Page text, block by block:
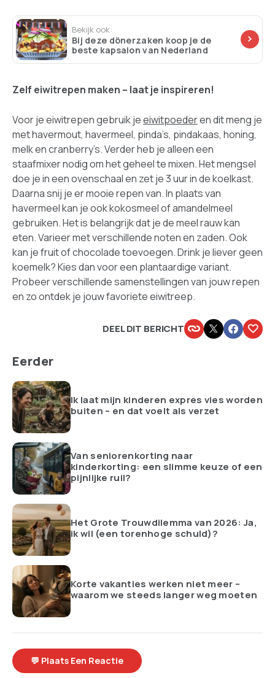
Bekijk ook:
Bij deze dönerzaken koop je de
beste kapsalon van Nederland
Zelf eiwitrepen maken – laat je inspireren!
Voor je eiwitrepen gebruik jeeiwitpoederen dit meng je
met havermout, havermeel, pinda’s, pindakaas, honing,
melk en cranberry’s. Verder heb je alleen een
staafmixer nodig om het geheel te mixen. Het mengsel
doe je in een ovenschaal en zet je 3 uur in de koelkast.
Daarna snij je er mooie repen van. In plaats van
havermeel kan je ook kokosmeel of amandelmeel
gebruiken. Het is belangrijk dat je de meel rauw kan
eten. Varieer met verschillende noten en zaden. Ook
kan je fruit of chocolade toevoegen. Drink je liever geen
koemelk? Kies dan voor een plantaardige variant.
Probeer verschillende samenstellingen van jouw repen
en zo ontdek je jouw favoriete eiwitreep.
DEEL DIT BERICHT
Eerder
Ik laat mijn kinderen expres vies worden
buiten – en dat voelt als verzet
Van seniorenkorting naar
kinderkorting: een slimme keuze of een
pijnlijke ruil?
Het Grote Trouwdilemma van 2026: Ja,
ik wil (een torenhoge schuld)?
Korte vakanties werken niet meer –
waarom we steeds langer weg moeten
💬 Plaats Een Reactie